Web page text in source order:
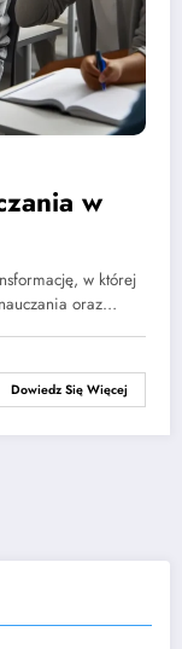
w
w której
oraz…
Dowiedz Się Więcej